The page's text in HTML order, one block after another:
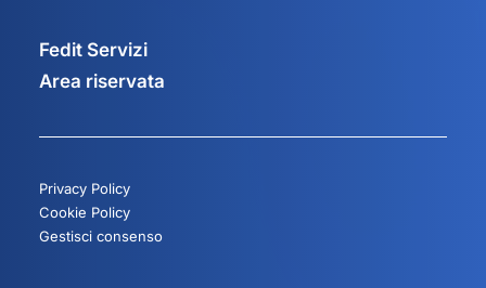
Fedit Servizi
Area riservata
Privacy Policy
Cookie Policy
Gestisci consenso